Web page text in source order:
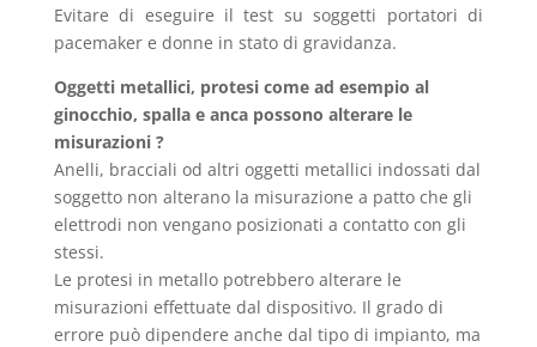
Evitare di eseguire il test su soggetti portatori di
pacemaker e donne in stato di gravidanza.
Oggetti metallici, protesi come ad esempio al
ginocchio, spalla e anca possono alterare le
misurazioni ?
Anelli, bracciali od altri oggetti metallici indossati dal
soggetto non alterano la misurazione a patto che gli
elettrodi non vengano posizionati a contatto con gli
stessi.
Le protesi in metallo potrebbero alterare le
misurazioni effettuate dal dispositivo. Il grado di
errore può dipendere anche dal tipo di impianto, ma